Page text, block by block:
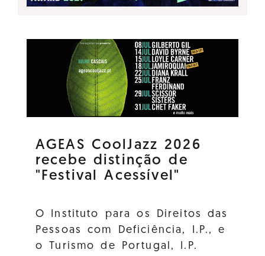
AGEAS CoolJazz 2026
recebe distinção de
"Festival Acessível"
O Instituto para os Direitos das
Pessoas com Deficiência, I.P., e
o Turismo de Portugal, I.P.